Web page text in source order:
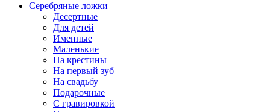
Серебряные ложки
Десертные
Для детей
Именные
Маленькие
На крестины
На первый зуб
На свадьбу
Подарочные
С гравировкой